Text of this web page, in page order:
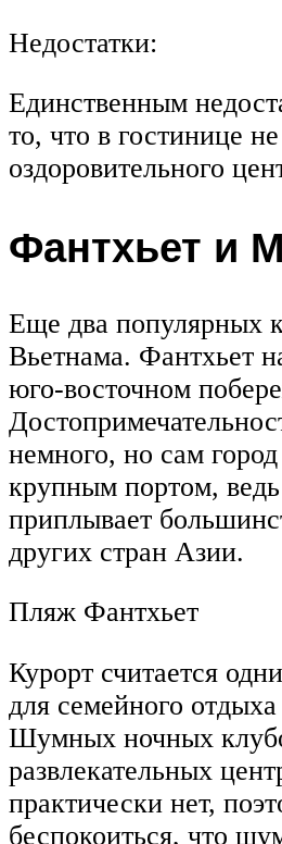
Недостатки:
Единственным
то, что в гостинице не
оздоровительного
Фантхьет и
Еще два популярных
Вьетнама. Фантхьет
юго-восточном
немного, но сам город
крупным портом,
приплывает
других стран Азии.
Пляж Фантхьет
Курорт считается
для семейного
Шумных ночных
развлекательных
практически нет,
беспокоиться, что